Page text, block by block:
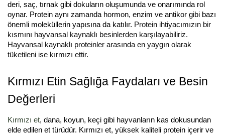
deri, saç, tırnak gibi dokuların oluşumunda ve onarımında rol
oynar. Protein aynı zamanda hormon, enzim ve antikor gibi bazı
önemli moleküllerin yapısına da katılır. Protein ihtiyacımızın bir
kısmını hayvansal kaynaklı besinlerden karşılayabiliriz.
Hayvansal kaynaklı proteinler arasında en yaygın olarak
tüketileni ise kırmızı ettir.
Kırmızı Etin Sağlığa Faydaları ve Besin
Değerleri
Kırmızı et, dana, koyun, keçi gibi hayvanların kas dokusundan
elde edilen et türüdür. Kırmızı et, yüksek kaliteli protein içerir ve